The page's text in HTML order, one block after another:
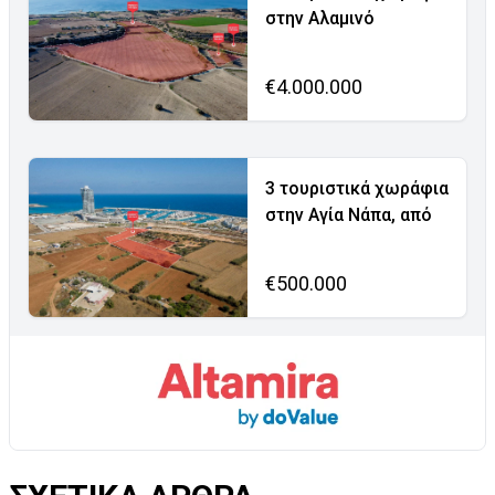
στην Αλαμινό
€4.000.000
3 τουριστικά χωράφια
στην Αγία Νάπα, από
€500.000